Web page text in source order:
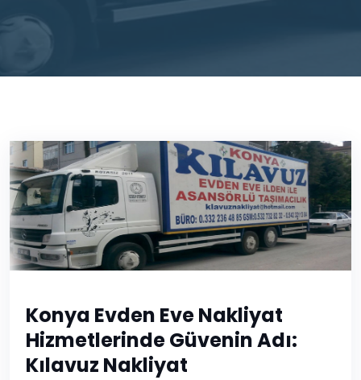
Konya Evden Eve Nakliyat
Hizmetlerinde Güvenin Adı:
Kılavuz Nakliyat